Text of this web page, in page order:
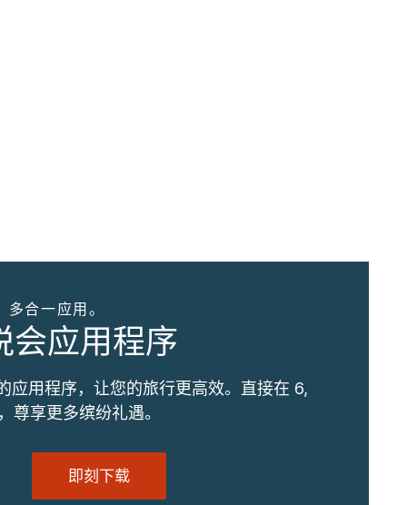
合一应用。
会应用程序
应用程序，让您的旅行更高效。直接在 6,
尊享更多缤纷礼遇。
即刻下载